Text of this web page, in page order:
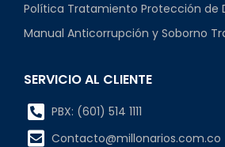
Política Tratamiento Protección de
Manual Anticorrupción y Soborno
SERVICIO AL CLIENTE
PBX: (601) 514 1111
Contacto@millonarios.com.co